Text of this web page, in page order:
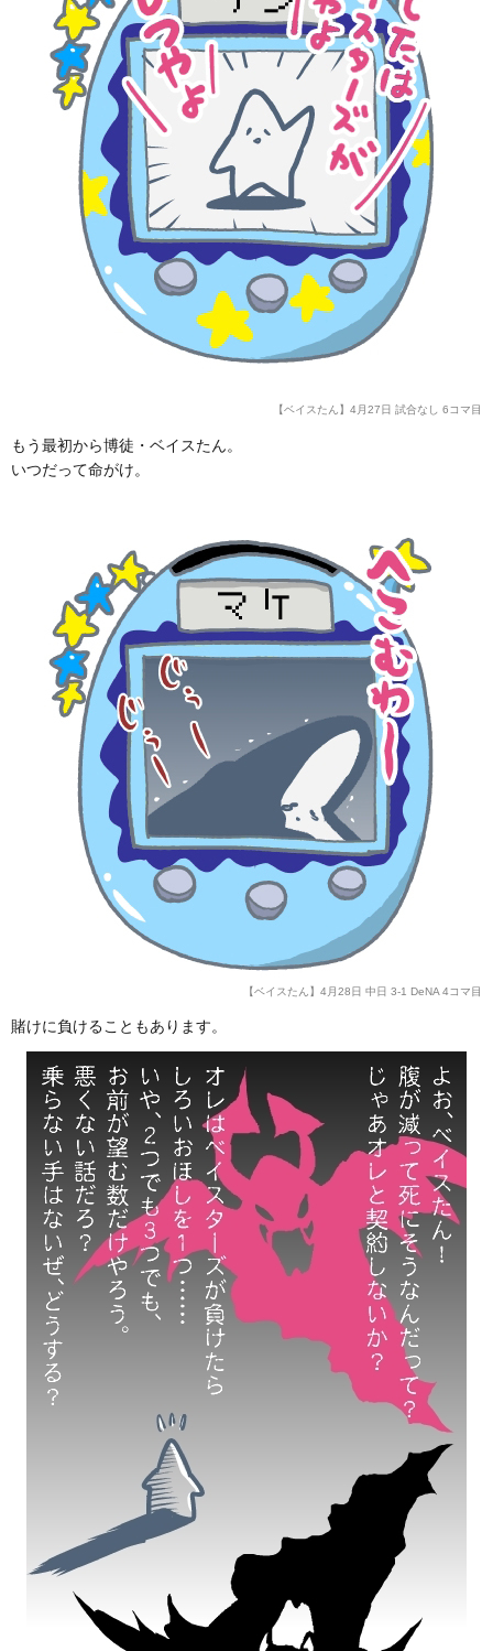
【ベイスたん】4月27日 試合なし 6コマ目
もう最初から博徒・ベイスたん。
いつだって命がけ。
【ベイスたん】4月28日 中日 3-1 DeNA 4コマ目
賭けに負けることもあります。